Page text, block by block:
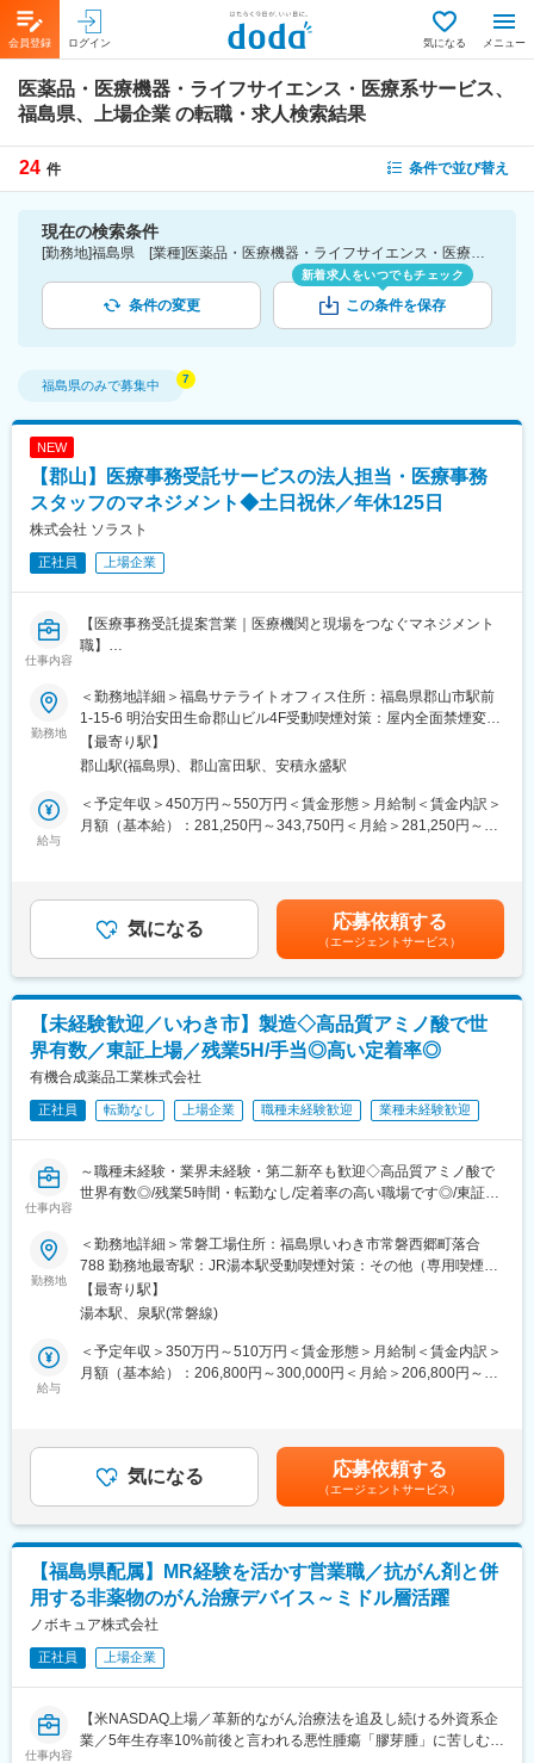
会員登録 ログイン 気になる メニュー
医薬品・医療機器・ライフサイエンス・医療系サービス、
福島県、上場企業 の転職・求人検索結果
24 件 条件で並び替え
現在の検索条件
[勤務地]福島県 [業種]医薬品・医療機器・ライフサイエンス・医療系サービス [詳細条件](会社・職場の環境)上場企業
条件の変更
新着求人をいつでもチェック
この条件を保存
福島県のみで募集中
NEW
【郡山】医療事務受託サービスの法人担当・医療事務
スタッフのマネジメント◆土日祝休／年休125日
株式会社 ソラスト
正社員 上場企業
仕事内容
【医療事務受託提案営業｜医療機関と現場をつなぐマネジメント
職】
て、以下の業務をご担当いただきます。
■具体的には：
◆クライアント（医療機関）との関係性構築と折衝・提案
担当する病院の事務長、医事課長、職員と信頼関係を構築し、パ
ートナーとして課題解決に向けた提案を行います。
・病院の事務長や担当者への定期訪問を通じたニーズ、要望・課
◆医療事務スタッフのマネジメント
受託先医療機関で働くスタッフが安心して働ける環境を整え、現
・現場責任者（病院マネージャー、リーダー）のサポートと育成
・面談、部署ミーティング等による適切な人員配置の調整/実行
・労務管理、モチベーション管理、定着率向上施策の実施
◆収支・運営管理
・担当案件の売上・コスト管理
・IT・DX活用による人件費最適化や運用改善の検討・提案
・医療法規やコンプライアンスの遵守状況の確認・指導
◆現場オペレーションの統括
セプト）、電子カルテ管理等）
・トラブル・クレーム発生時のエスカレーション対応
・新規受託案件の立ち上げ支援、プロセス管理
本ポジションは、クライアント対応、病院スタッフのマネジメン
トなど、人とのコミュニケーションが多く発生する業務内容で
って取り組んでおります。ぜひその一員として、私たちと一緒に
取り組んでいただけますと幸いです。を支える、そんな「誇りあ
る仕事」に、ぜひ一緒に挑戦しましょう。
■当社について：
当社は以下領域で全国30,000名以上の社員が活躍しています。
医療事業：受付、会計、診療報酬請求業務等の受託・人材派遣
介護事業：自立支援と地域トータルケアを理念とした施設運営
こども事業：東京都中心に66か所の認可保育園等を運営
勤務地
＜勤務地詳細＞福島サテライトオフィス住所：福島県郡山市駅前
1-15-6 明治安田生命郡山ビル4F受動喫煙対策：屋内全面禁煙変更
の範囲：会社の定める事業所
【最寄り駅】
郡山駅(福島県)、郡山富田駅、安積永盛駅
給与
＜予定年収＞450万円～550万円＜賃金形態＞月給制＜賃金内訳＞
月額（基本給）：281,250円～343,750円＜月給＞281,250円～
通じて上下する可能性があります。月給(月額)は固定手当を含めた
表記です。気になる 応募依頼する
（エージェントサービス）
【未経験歓迎／いわき市】製造◇高品質アミノ酸で世
界有数／東証上場／残業5H/手当◎高い定着率◎
有機合成薬品工業株式会社
正社員 転勤なし 上場企業 職種未経験歓迎 業種未経験歓迎
仕事内容
～職種未経験・業界未経験・第二新卒も歓迎◇高品質アミノ酸で
世界有数◎/残業5時間・転勤なし/定着率の高い職場です◎/東証上
■職務内容：当社の常磐工場の製造係員として、以下の内容等を担
当して頂きます。適正等に応じて各製造部門に配属となります。
■職務詳細：
・三交替勤務による医薬品等の化学製品製造作業となります。
・業務にあたり、トラック運転、フォークリフト運転作業があり
■入社後について：先輩社員がOJTで丁寧に指導いたします。未経
験の方でもやる気のある方でしたら大歓迎です◎
率の高い職場です。
■就業環境：食堂や更衣室がございます。食堂では昼食購入が可能
で、200円程で昼食を購入することが可能です。
■求める人物像：「チャレンジし続けることができる人」
当社は、自己改革力と既成概念にとらわれない柔軟な発想力を重
視しており、さまざまな部門において社員一人ひとりが常に高い
目標を掲げ、その実現に向けて積極的な活動を行っています。企
業が目標を達成するためには、資金力・営業力・魅力的な商品も
勤務地
＜勤務地詳細＞常磐工場住所：福島県いわき市常磐西郷町落合
788 勤務地最寄駅：JR湯本駅受動喫煙対策：その他（専用喫煙
室）
【最寄り駅】
湯本駅、泉駅(常磐線)
給与
＜予定年収＞350万円～510万円＜賃金形態＞月給制＜賃金内訳＞
月額（基本給）：206,800円～300,000円＜月給＞206,800円～
可能性があります。月給(月額)は固定手当を含めた表記です。
気になる 応募依頼する
（エージェントサービス）
【福島県配属】MR経験を活かす営業職／抗がん剤と併
用する非薬物のがん治療デバイス～ミドル層活躍
ノボキュア株式会社
正社員 上場企業
仕事内容
【米NASDAQ上場／革新的ながん治療法を追及し続ける外資系企
業／5年生存率10%前後と言われる悪性腫瘍「膠芽腫」に苦しむ患